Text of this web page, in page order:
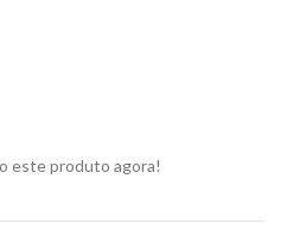
este produto agora!